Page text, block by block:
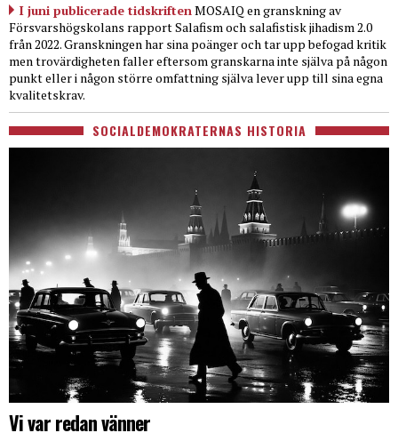
I juni publicerade tidskriftenMOSAIQ en granskning av
Försvarshögskolans rapport Salafism och salafistisk jihadism 2.0
från 2022. Granskningen har sina poänger och tar upp befogad kritik
men trovärdigheten faller eftersom granskarna inte själva på någon
punkt eller i någon större omfattning själva lever upp till sina egna
kvalitetskrav.
SOCIALDEMOKRATERNAS HISTORIA
Vi var redan vänner